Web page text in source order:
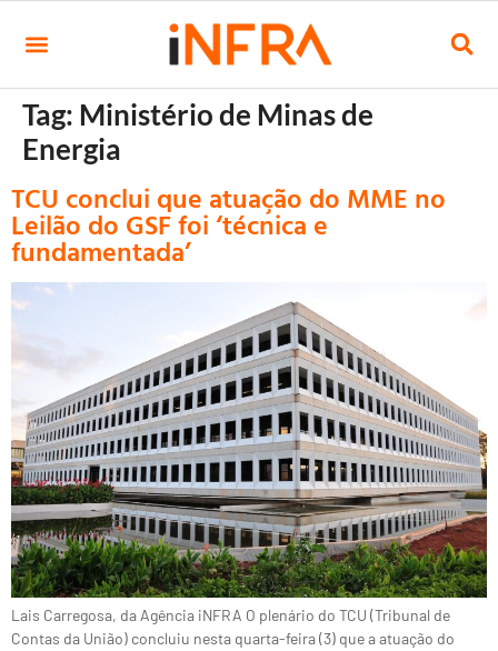
Tag: Ministério de Minas de
Energia
TCU conclui que atuação do MME no
Leilão do GSF foi ‘técnica e
fundamentada’
Lais Carregosa, da Agência iNFRA O plenário do TCU (Tribunal de
Contas da União) concluiu nesta quarta-feira (3) que a atuação do